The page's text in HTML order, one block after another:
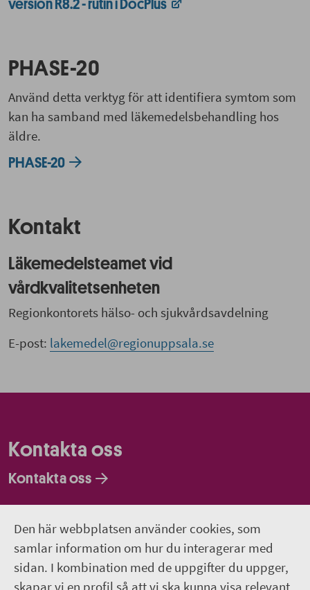
Den här webbplatsen använder cookies, som
samlar information om hur du interagerar med
sidan. I kombination med de uppgifter du uppger,
skapar vi en profil så att vi ska kunna visa relevant
version R8.2 - rutin i DocPlus
PHASE-20
Använd detta verktyg för att identifiera symtom som
kan ha samband med läkemedelsbehandling hos
äldre.
PHASE-20
Kontakt
Läkemedelsteamet vid
vårdkvalitetsenheten
Regionkontorets hälso- och sjukvårdsavdelning
E-post: lakemedel@regionuppsala.se
Kontakta oss
Kontakta oss
Om webbplatsen
018-611 00 00